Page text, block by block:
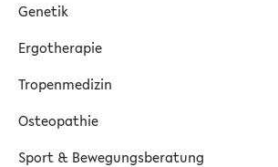
Genetik
Ergotherapie
Tropenmedizin
Osteopathie
Sport & Bewegungsberatung